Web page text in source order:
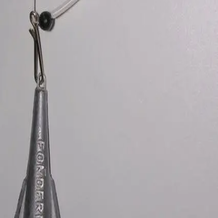
Misina ve kurşun yerleşimi
Kanca boyutu ve yem takma
Balık türüne göre yem seçimi
Yem Önerileri:
Borukurdu →
Deniz solucanı →
Lugworm →
canliyemmarket.com
Canlı Yem Market
Hızlı Linkler